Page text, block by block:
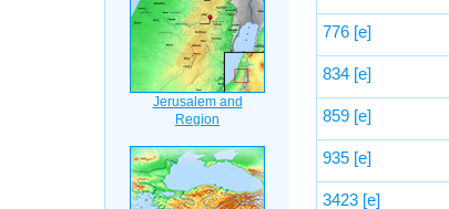
776 [e]
834 [e]
859 [e]
935 [e]
3423 [e]